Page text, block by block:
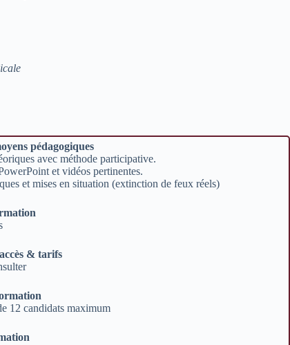
pédagogiques
avec méthode participative.
et vidéos pertinentes.
et mises en situation (extinction de feux réels)
& tarifs
12 candidats maximum